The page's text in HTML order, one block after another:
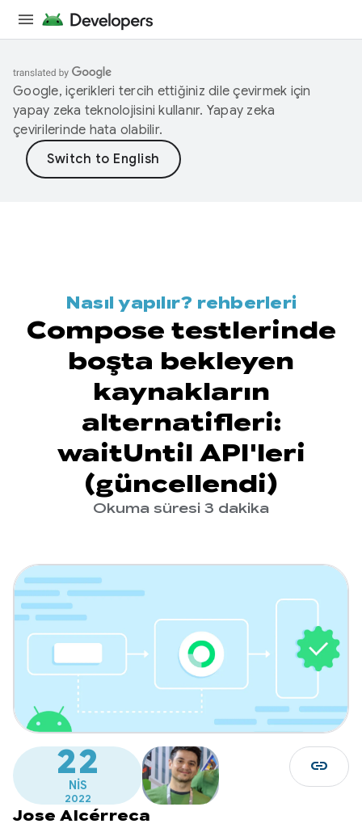
Google, içerikleri tercih ettiğiniz dile çevirmek için
yapay zeka teknolojisini kullanır. Yapay zeka
çevirilerinde hata olabilir.
Nasıl yapılır? rehberleri
Compose testlerinde
boşta bekleyen
kaynakların
alternatifleri:
waitUntil API'leri
(güncellendi)
Okuma süresi 3 dakika
22
NIS
2022
Jose Alcérreca
link